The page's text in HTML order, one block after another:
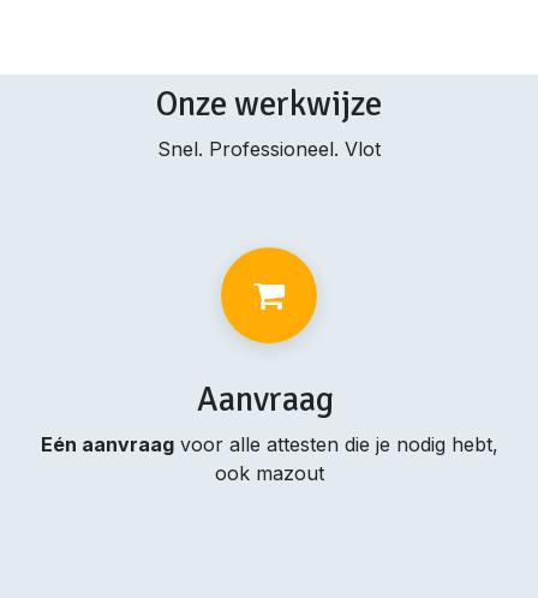
Onze werkwijze
Snel. Professioneel. Vlot
Aanvraag
Eén aanvraagvoor alle attesten die je nodig hebt,
ook mazout